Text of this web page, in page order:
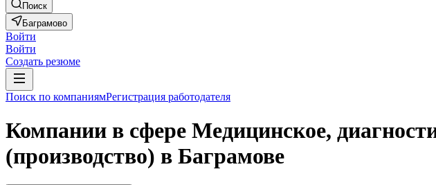
Поиск
Баграмово
Войти
Войти
Создать резюме
Поиск по компаниямРегистрация работодателя
Компании в сфере Медицинское,
(производство) в Баграмове